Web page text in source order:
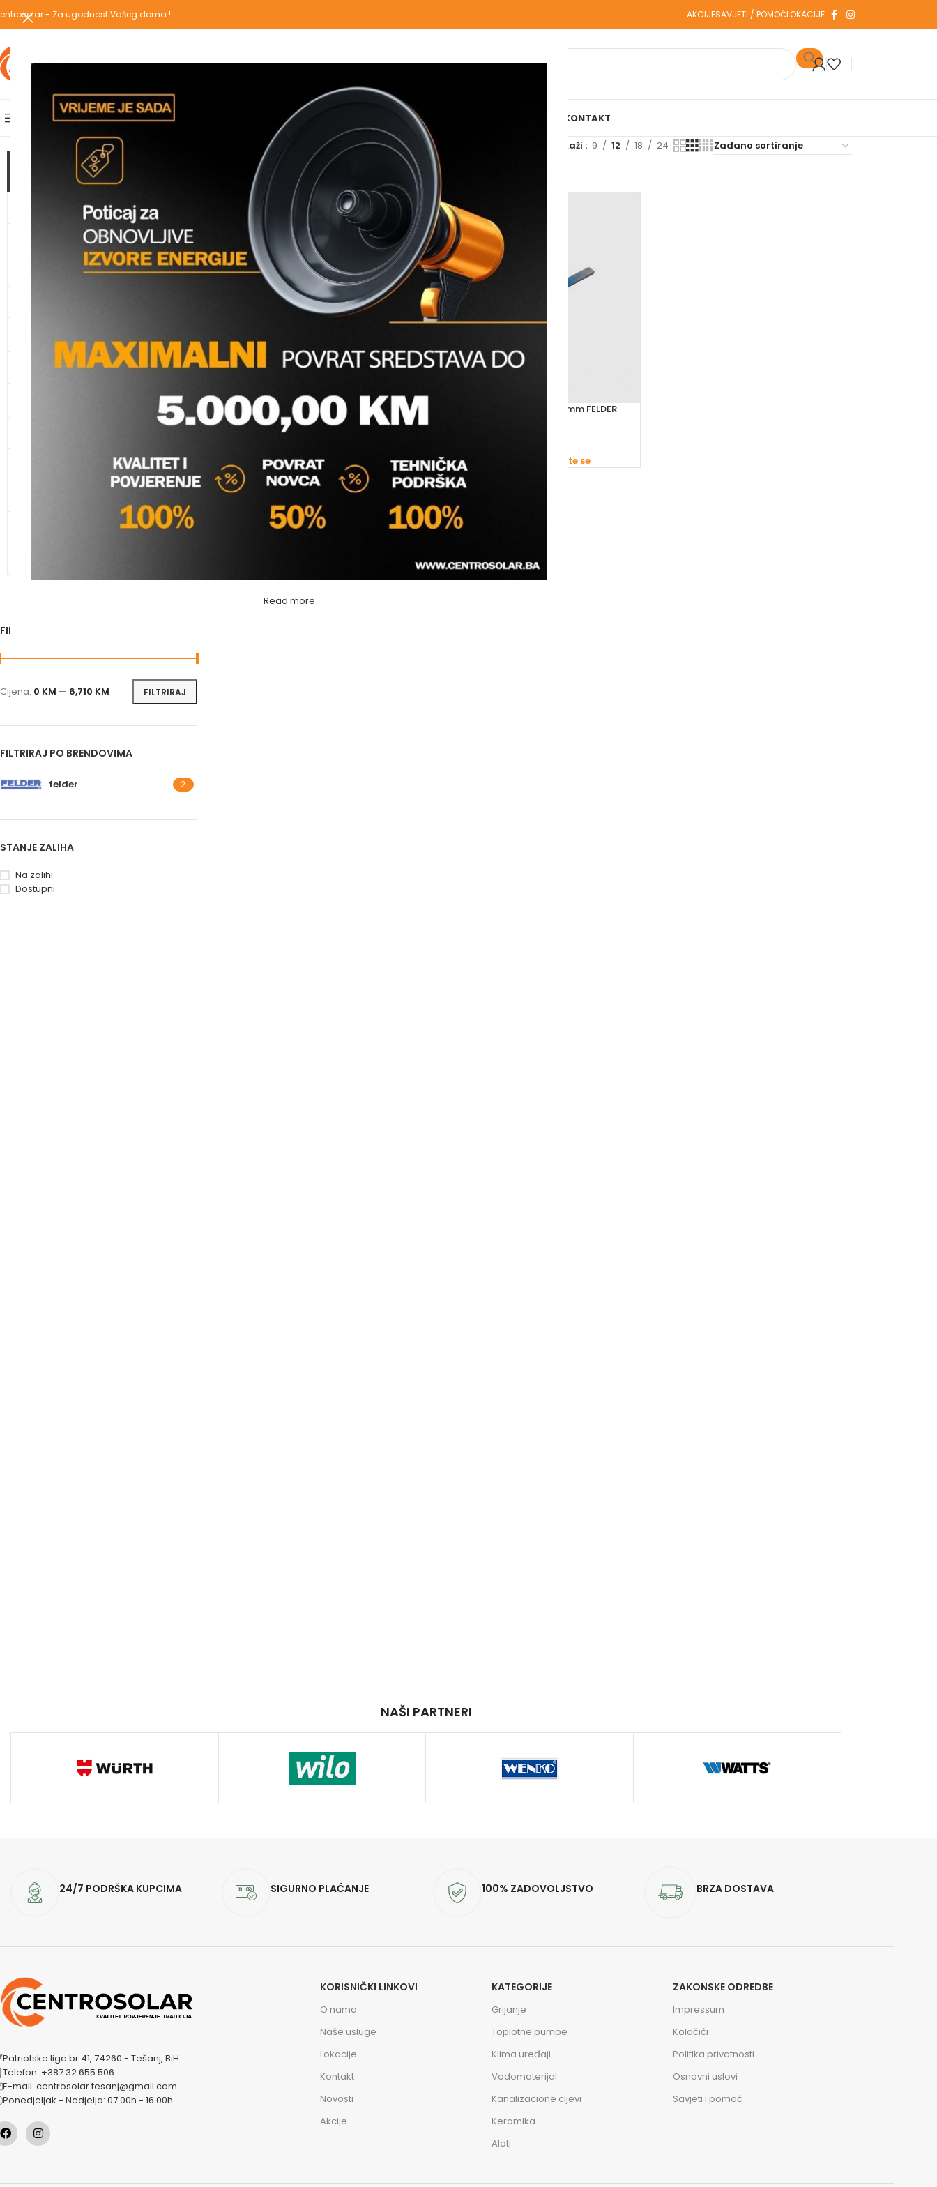
Read more
- Za ugodnost Vašeg doma ! AKCIJESAVJETI / POMOĆLOKACIJE
POPULARNE KATEGORIJE PREGLEDAJ CIJELI WEBSHOP
AKCIJSKA PONUDA
O NAMANAŠE USLUGE KONTAKT
TOP KATEGORIJE
TOPLOTNE PUMPE
KLIMA UREĐAJI
SPOJNI ELEMENTI
CIJEVI ZA ZAŠTITU KABLOVA
FILTRIRAJ PO CIJENI
FILTRIRAJ
Cijena: 0 KM — 6,710 KM
FILTRIRAJ PO BRENDOVIMA
felder 2
STANJE ZALIHA
Na zalihi
Dostupni
Shop Prikaži 9 12 18 24
Clear filters felder
ŽICA ZA TVRDI LEM L-CuP6 / 2 mm (kg) FELDER
Ostalo - Materijal
Molimo vas prijavite se
ŽICA ZA TVRDI LEM L-CuP6 / 2 mm FELDER
Molimo vas prijavite se
NAŠI PARTNERI
24/7 PODRŠKA KUPCIMA SIGURNO PLAĆANJE 100% ZADOVOLJSTVO BRZA DOSTAVA
Patriotske lige br 41, 74260 - Tešanj, BiH
Telefon: +387 32 655 506
E-mail: centrosolar.tesanj@gmail.com
Ponedjeljak - Nedjelja: 07:00h - 16:00h
KORISNIČKI LINKOVI
O nama
Naše usluge
Lokacije
Kontakt
Novosti
Akcije
KATEGORIJE
Grijanje
Toplotne pumpe
Klima uređaji
Vodomaterijal
Kanalizacione cijevi
Keramika
Alati
ZAKONSKE ODREDBE
Impressum
Kolačići
Politika privatnosti
Osnovni uslovi
Savjeti i pomoć